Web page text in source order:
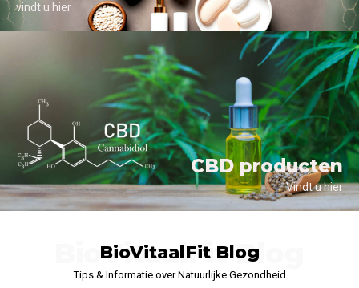
vindt u hier
CBD producten
Vindt u hier
BioVitaalFit Blog
BioVitaalFit Blog
Tips & Informatie over Natuurlijke Gezondheid